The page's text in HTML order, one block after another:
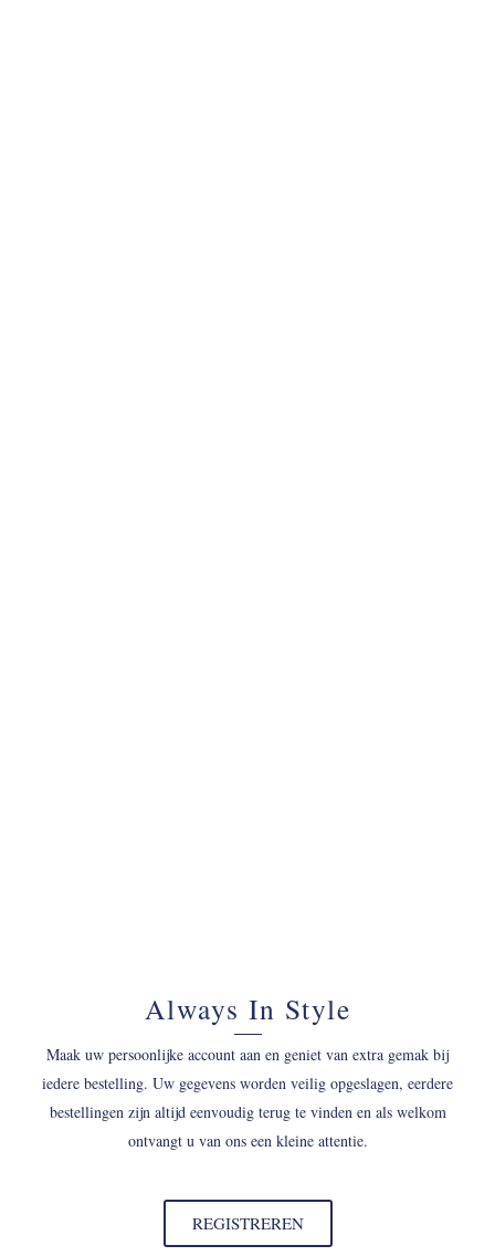
Always In Style
Maak uw persoonlijke account aan en geniet van extra gemak bij
iedere bestelling. Uw gegevens worden veilig opgeslagen, eerdere
bestellingen zijn altijd eenvoudig terug te vinden en als welkom
ontvangt u van ons een kleine attentie.
REGISTREREN